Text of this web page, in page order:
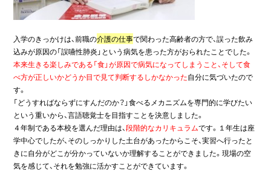
入学のきっかけは、前職の介護の仕事で関わった高齢者の方で、誤った飲み
込みが原因の「誤嚥性肺炎」という病気を患った方がおられたことでした。
本来生きる楽しみである「食」が原因で病気になってしまうこと、そして食
べ方が正しいかどうか目で見て判断するしかなかった自分に気づいたので
す。
「どうすればならずにすんだのか？」食べるメカニズムを専門的に学びたい
という重いから、言語聴覚士を目指すことを決意しました。
４年制である本校を選んだ理由は、段階的なカリキュラムです。１年生は座
学中心でしたが、そのしっかりした土台があったからこそ、実習へ行ったと
きに自分がどこが分かっていないか理解することができました。現場の空
気を感じて、それを勉強に活かすことができています。